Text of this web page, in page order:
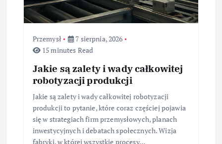
Przemysł
7 sierpnia, 2026
15 minutes Read
Jakie są zalety i wady całkowitej
robotyzacji produkcji
Jakie są zalety i wady całkowitej robotyzacji
produkcji to pytanie, które coraz częściej pojawia
się w strategiach firm przemysłowych, planach
inwestycyjnych i debatach społecznych. Wizja
fabryki, w której wszystkie procesy…